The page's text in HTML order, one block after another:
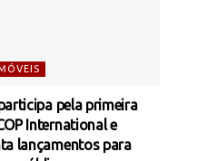
pela primeira
International e
lançamentos para